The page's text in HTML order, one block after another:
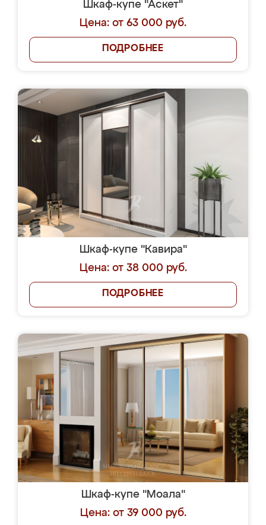
Шкаф-купе "Аскет"
Цена: от 63 000 руб.
ПОДРОБНЕЕ
Шкаф-купе "Кавира"
Цена: от 38 000 руб.
ПОДРОБНЕЕ
Шкаф-купе "Моала"
Цена: от 39 000 руб.